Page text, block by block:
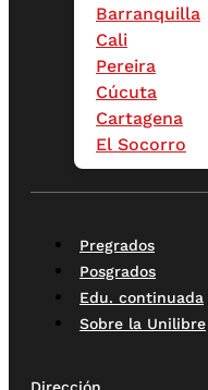
Barranquilla
Cali
Pereira
Cúcuta
Cartagena
El Socorro
Pregrados
Posgrados
Edu. continuada
Sobre la Unilibre